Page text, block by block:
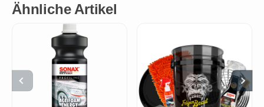
Ähnliche Artikel